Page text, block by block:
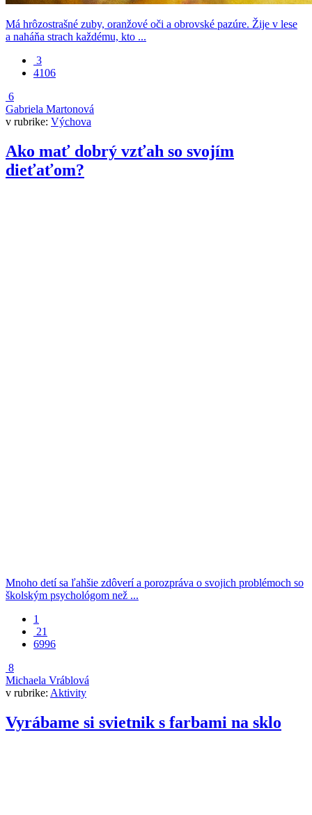
Má hrôzostrašné zuby, oranžové oči a obrovské pazúre. Žije v lese
a naháňa strach každému, kto ...
3
4106
6
Gabriela Martonová
v rubrike: Výchova
Ako mať dobrý vzťah so svojím
dieťaťom?
Mnoho detí sa ľahšie zdôverí a porozpráva o svojich problémoch so
školským psychológom než ...
1
21
6996
8
Michaela Vráblová
v rubrike: Aktivity
Vyrábame si svietnik s farbami na sklo